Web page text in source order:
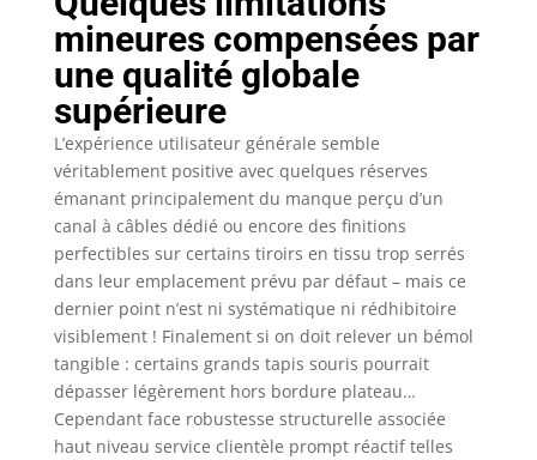
mineures compensées par
une qualité globale
supérieure
L’expérience utilisateur générale semble
véritablement positive avec quelques réserves
émanant principalement du manque perçu d’un
canal à câbles dédié ou encore des finitions
perfectibles sur certains tiroirs en tissu trop serrés
dans leur emplacement prévu par défaut – mais ce
dernier point n’est ni systématique ni rédhibitoire
visiblement ! Finalement si on doit relever un bémol
tangible : certains grands tapis souris pourrait
dépasser légèrement hors bordure plateau…
Cependant face robustesse structurelle associée
haut niveau service clientèle prompt réactif telles